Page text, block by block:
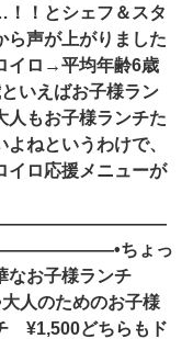
！とシェフ＆スタ
ら声が上がりました
イロ→平均年齢6歳
いえばお子様ラン
もお子様ランチた
よね︎というわけで、
イロ応援メニューが
ちょっ
なお子様ランチ
大人のためのお子様
¥1,500どちらもド